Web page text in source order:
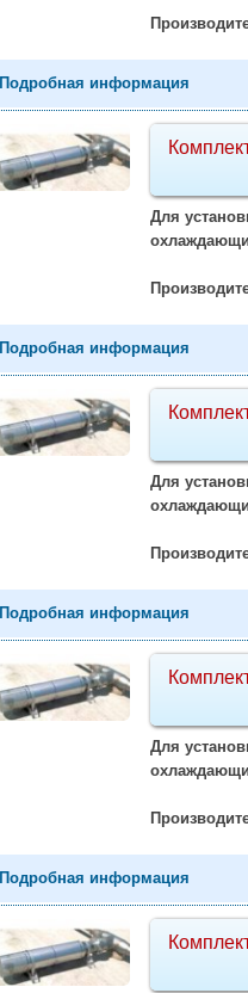
Подробная информация
Для
Подробная информация
Для
Подробная информация
Для
Подробная информация